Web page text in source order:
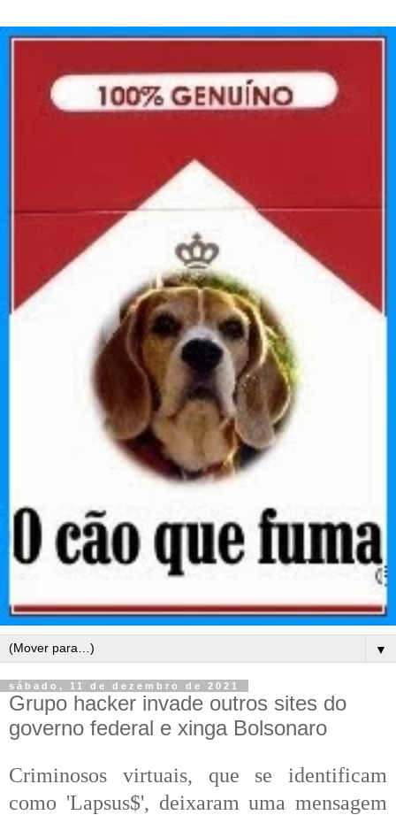
▼
sábado, 11 de dezembro de 2021
Grupo hacker invade outros sites do
governo federal e xinga Bolsonaro
Criminosos virtuais, que se identificam
como 'Lapsus$', deixaram uma mensagem